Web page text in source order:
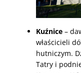
Kuźnice –
właścicieli
hutniczym.
Tatry i